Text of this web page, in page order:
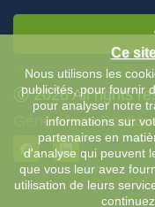
Ⓒ 2026 All rights
Générales-
Ce
Nous utilisons les
publicités, pour fournir
pour analyser notre
informations sur
partenaires en
d'analyse qui peuvent
que vous leur avez
utilisation de leurs